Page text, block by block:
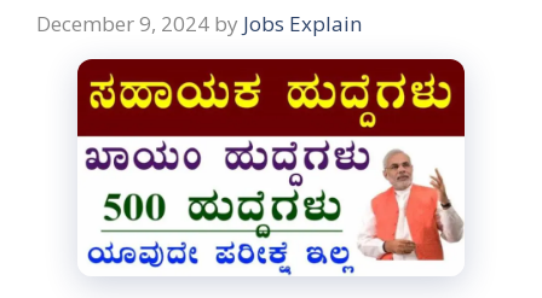
December 9, 2024 by Jobs Explain